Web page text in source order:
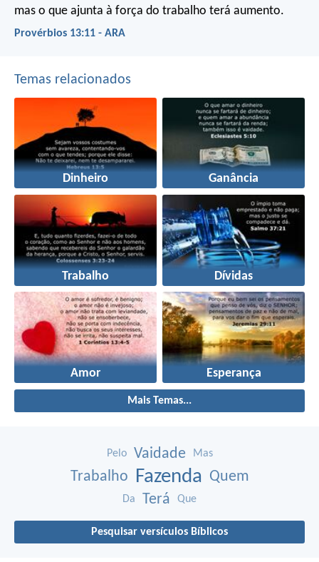
mas o que ajunta à força do trabalho terá aumento.
Provérbios 13:11 - ARA
Temas relacionados
Dinheiro Ganância
Trabalho Dívidas
Amor Esperança
Mais Temas...
Pelo Vaidade Mas
Trabalho Fazenda Quem
Da Terá Que
Pesquisar versículos Bíblicos